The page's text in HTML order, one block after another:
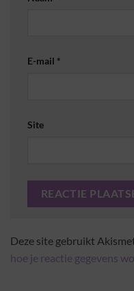
E-mail *
Site
Deze site gebruikt
hoe je reactie gegevens